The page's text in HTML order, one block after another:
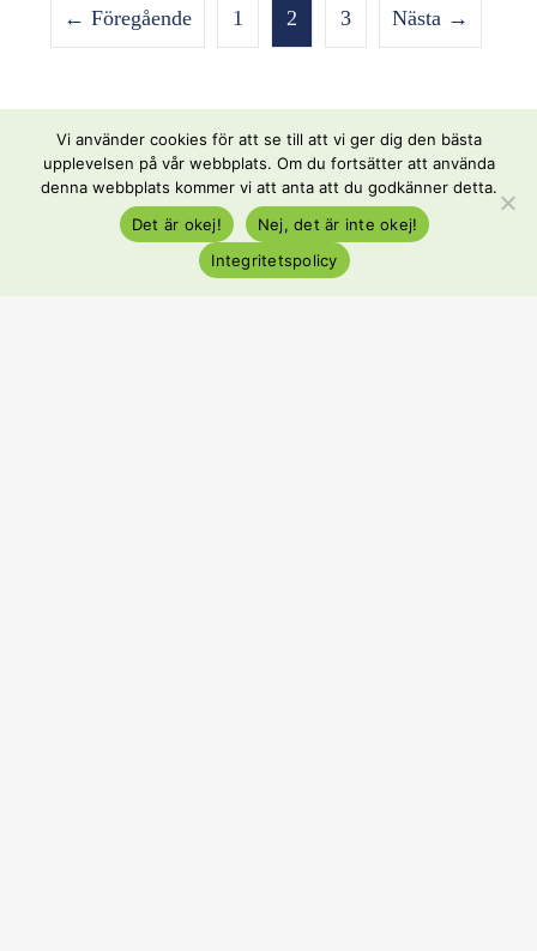
← Föregående 1 2 3 Nästa →
+46(0)10-175 04 36
info@prowork.se
Vi använder cookies för att se till att vi ger dig den bästa
upplevelsen på vår webbplats. Om du fortsätter att använda
denna webbplats kommer vi att anta att du godkänner detta.
Det är okej!
Nej, det är inte okej!
Integritetspolicy